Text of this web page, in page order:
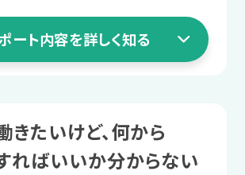
と二人三脚での就職活動
くための職場との関係づくり
労に向けて
ート内容を詳しく知る
きたいけど、何から
ればいいか分からない